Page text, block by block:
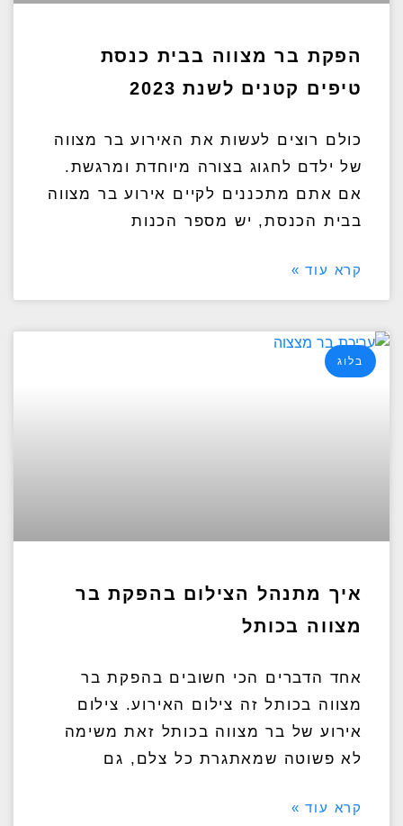
הפקת בר מצווה בבית כנסת
טיפים קטנים לשנת 2023
כולם רוצים לעשות את האירוע בר מצווה
של ילדם לחגוג בצורה מיוחדת ומרגשת.
אם אתם מתכננים לקיים אירוע בר מצווה
בבית הכנסת, יש מספר הכנות
קרא עוד »
בלוג
איך מתנהל הצילום בהפקת בר
מצווה בכותל
אחד הדברים הכי חשובים בהפקת בר
מצווה בכותל זה צילום האירוע. צילום
אירוע של בר מצווה בכותל זאת משימה
לא פשוטה שמאתגרת כל צלם, גם
קרא עוד »